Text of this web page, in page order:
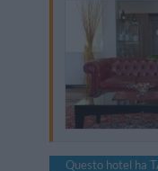
Questo hotel ha